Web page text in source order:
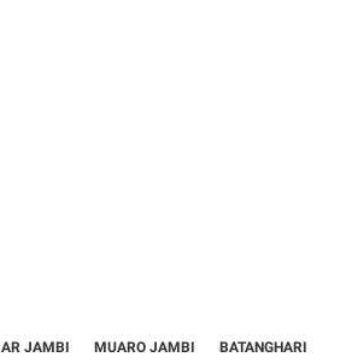
JAMBI MUARO JAMBI BATANGHARI